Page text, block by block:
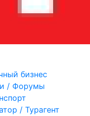
бизнес
/ Форумы
/ Турагент